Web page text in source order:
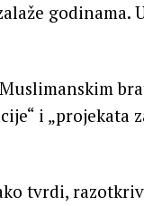
godinama.
i „projekata
tvrdi,